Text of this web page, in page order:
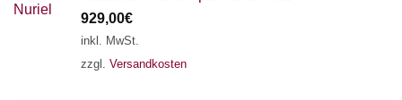
929,00€
inkl. MwSt.
zzgl. Versandkosten